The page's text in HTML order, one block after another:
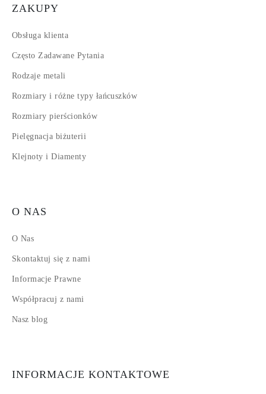
ZAKUPY
Obsługa klienta
Często Zadawane Pytania
Rodzaje metali
Rozmiary i różne typy łańcuszków
Rozmiary pierścionków
Pielęgnacja biżuterii
Klejnoty i Diamenty
O NAS
O Nas
Skontaktuj się z nami
Informacje Prawne
Współpracuj z nami
Nasz blog
INFORMACJE KONTAKTOWE